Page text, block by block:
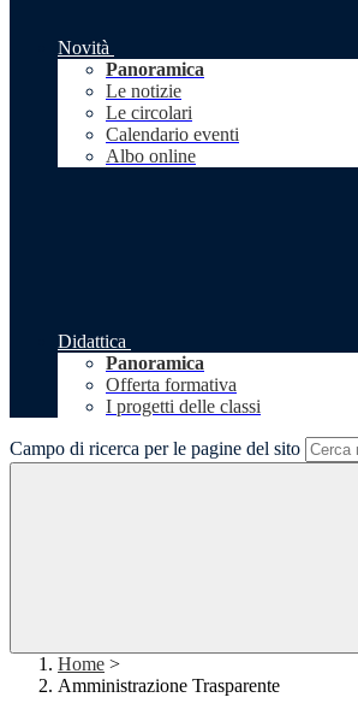
Novità
Panoramica
Le notizie
Le circolari
Calendario eventi
Albo online
Didattica
Panoramica
Offerta formativa
I progetti delle classi
Campo di ricerca per le pagine del sito
Home >
Amministrazione Trasparente